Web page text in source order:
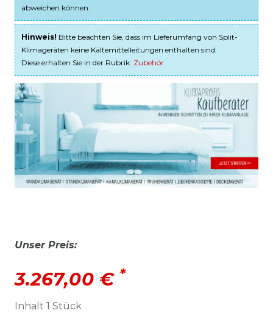
abweichen können.
Hinweis! Bitte beachten Sie, dass im Lieferumfang von Split-
Klimageräten keine Kältemittelleitungen enthalten sind.
Diese erhalten Sie in der Rubrik: Zubehör
Unser Preis:
3.267,00 € *
Inhalt 1 Stück